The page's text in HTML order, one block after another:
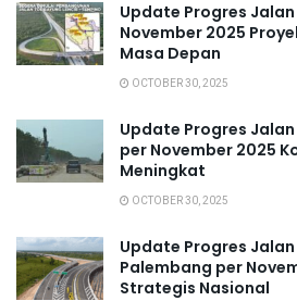
Update Progres
November 2025
Masa Depan
OCTOBER 30, 2025
Update Progres
per November 2025
Meningkat
OCTOBER 30, 2025
Update Progres
Palembang per
Strategis Nasional